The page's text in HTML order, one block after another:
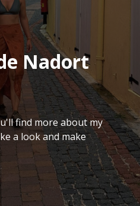
Nadort
find more about my
a look and make